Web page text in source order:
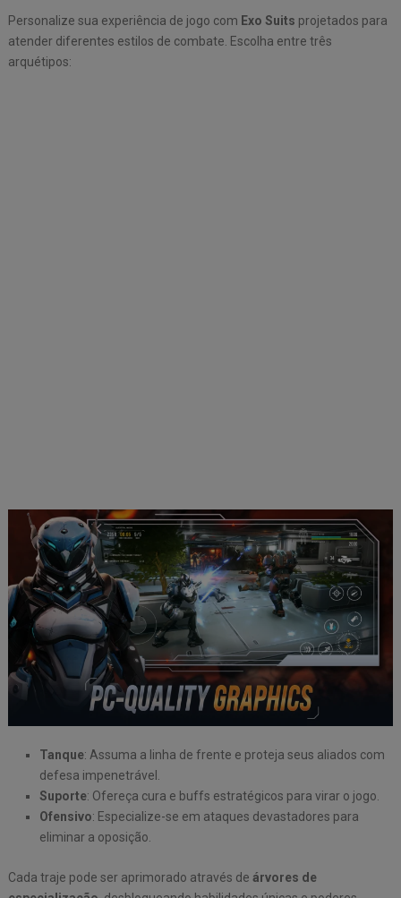
Personalize sua experiência de jogo com Exo Suits projetados para
atender diferentes estilos de combate. Escolha entre três
arquétipos:
Tanque: Assuma a linha de frente e proteja seus aliados com
defesa impenetrável.
Suporte: Ofereça cura e buffs estratégicos para virar o jogo.
Ofensivo: Especialize-se em ataques devastadores para
eliminar a oposição.
Cada traje pode ser aprimorado através de árvores de